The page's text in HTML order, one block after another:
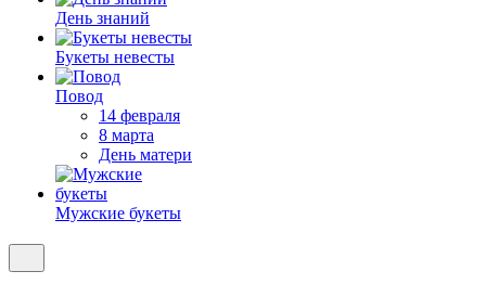
День знаний
Букеты невесты
Повод
14 февраля
8 марта
День матери
Мужские букеты